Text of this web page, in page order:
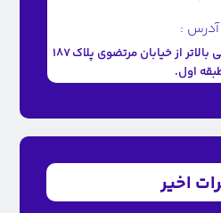
آدرس :
تهران، خیابان رودکی جنوبی بالاتر از خیابان مرتضوی پلاک ۱۸۷
اول.
اخیر